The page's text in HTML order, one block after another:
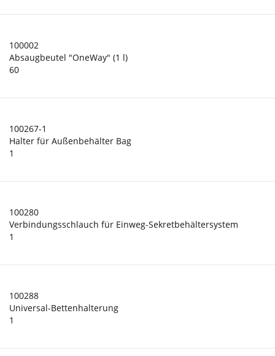
100002
Absaugbeutel "OneWay" (1 l)
60
100267-1
Halter für Außenbehälter Bag
1
100280
Verbindungsschlauch für Einweg-Sekretbehältersystem
1
100288
Universal-Bettenhalterung
1